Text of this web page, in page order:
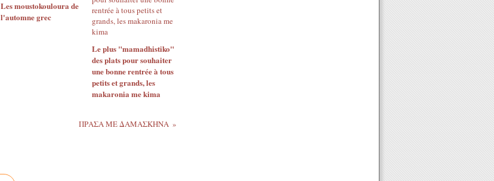
Les moustokouloura de
l'automne grec
Le plus "mamadhistiko"
des plats pour souhaiter
une bonne rentrée à tous
petits et grands, les
makaronia me kima
ΠΡΑΣΑ ΜΕ ΔΑΜΑΣΚΗΝΑ